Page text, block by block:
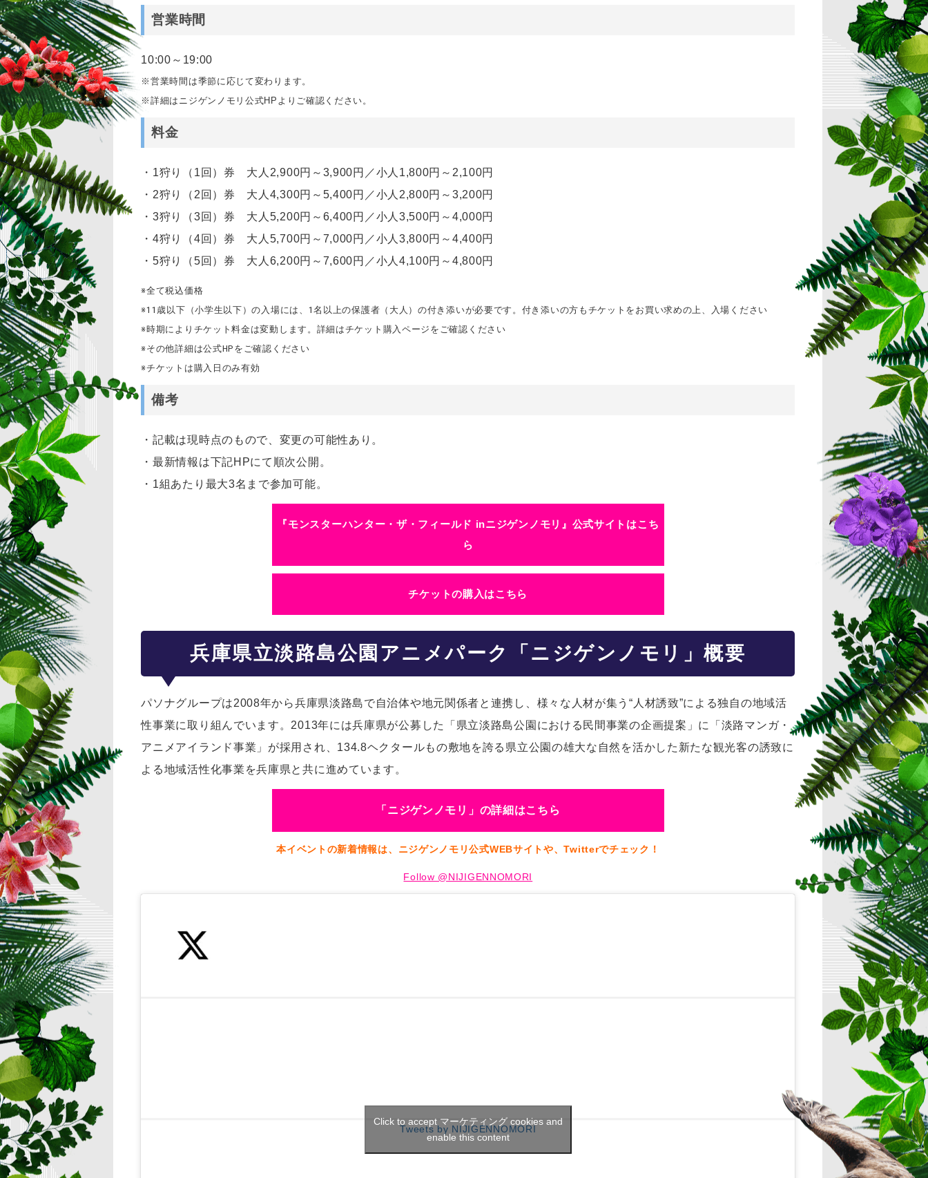
営業時間
10:00～19:00
※営業時間は季節に応じて変わります。
※詳細はニジゲンノモリ公式HPよりご確認ください。
料金
・1狩り（1回）券 大人2,900円～3,900円／小人1,800円～2,100円
・2狩り（2回）券 大人4,300円～5,400円／小人2,800円～3,200円
・3狩り（3回）券 大人5,200円～6,400円／小人3,500円～4,000円
・4狩り（4回）券 大人5,700円～7,000円／小人3,800円～4,400円
・5狩り（5回）券 大人6,200円～7,600円／小人4,100円～4,800円
※全て税込価格
※11歳以下（小学生以下）の入場には、1名以上の保護者（大人）の付き添いが必要です。付き添いの方もチケットをお買い求めの上、入場ください
※時期によりチケット料金は変動します。詳細はチケット購入ページをご確認ください
※その他詳細は公式HPをご確認ください
※チケットは購入日のみ有効
備考
・記載は現時点のもので、変更の可能性あり。
・最新情報は下記HPにて順次公開。
・1組あたり最大3名まで参加可能。
『モンスターハンター・ザ・フィールド inニジゲンノモリ』公式サイトはこち
ら
チケットの購入はこちら
兵庫県立淡路島公園アニメパーク「ニジゲンノモリ」概要
パソナグループは2008年から兵庫県淡路島で自治体や地元関係者と連携し、様々な人材が集う“人材誘致”による独自の地域活
性事業に取り組んでいます。2013年には兵庫県が公募した「県立淡路島公園における民間事業の企画提案」に「淡路マンガ・
アニメアイランド事業」が採用され、134.8ヘクタールもの敷地を誇る県立公園の雄大な自然を活かした新たな観光客の誘致に
よる地域活性化事業を兵庫県と共に進めています。
「ニジゲンノモリ」の詳細はこちら
本イベントの新着情報は、ニジゲンノモリ公式WEBサイトや、Twitterでチェック！
Follow @NIJIGENNOMORI
Tweets by NIJIGENNOMORI
Click to accept マーケティング cookies and
enable this content